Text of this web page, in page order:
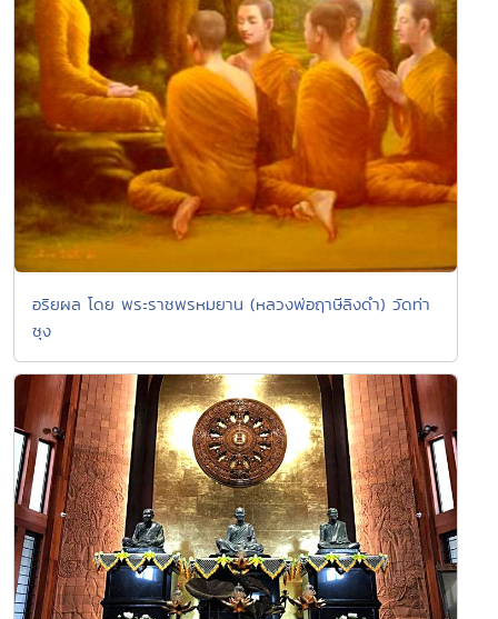
อริยผล โดย พระราชพรหมยาน (หลวงพ่อฤาษีลิงดำ) วัดท่า
ซุง